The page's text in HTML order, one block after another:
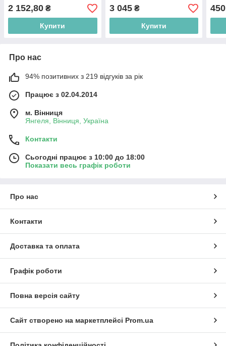
2 152,80 ₴
Купити
3 045₴
Купити
450
Про нас
94% позитивних з 219 відгуків за рік
Працює з 02.04.2014
м. Вінниця
Янгеля, Вінниця, Україна
Контакти
Сьогодні працює з 10:00 до 18:00
Показати весь графік роботи
Про нас
Контакти
Доставка та оплата
Графік роботи
Повна версія сайту
Сайт створено на маркетплейсі Prom.ua